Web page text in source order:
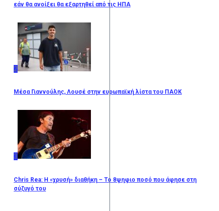
εάν θα ανοίξει θα εξαρτηθεί από τις ΗΠΑ
2
Μέσα Γιαννούλης, Λουσέ στην ευρωπαϊκή λίστα του ΠΑΟΚ
3
Chris Rea: Η «χρυσή» διαθήκη – To 8ψηφιο ποσό που άφησε στη
σύζυγό του